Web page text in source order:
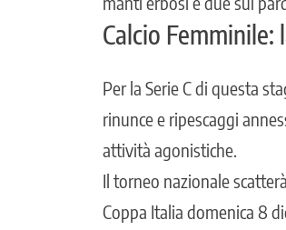
Calcio
Per la Serie C di questa
rinunce e ripescaggi
attività agonistiche.
Il torneo nazionale
Coppa Italia domenica 8